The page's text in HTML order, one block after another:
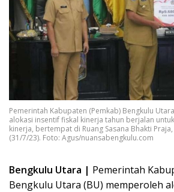
Pemerintah Kabupaten (Pemkab) Bengkulu
alokasi insentif fiskal kinerja tahun berjalan
kinerja, bertempat di Ruang Sasana Bhakti Praja,
(31/7/23). Foto: Agus/nuansabengkulu.com
Bengkulu Utara | Pemerintah
Bengkulu Utara (BU) memperoleh